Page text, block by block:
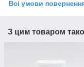
Всі умови
З цим товаром